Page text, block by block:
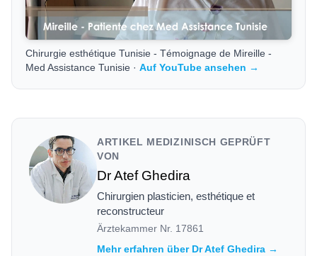
Chirurgie esthétique Tunisie - Témoignage de Mireille -
Med Assistance Tunisie ·Auf YouTube ansehen →
ARTIKEL MEDIZINISCH GEPRÜFT
VON
Dr Atef Ghedira
Chirurgien plasticien, esthétique et
reconstructeur
Ärztekammer Nr. 17861
Mehr erfahren über Dr Atef Ghedira →